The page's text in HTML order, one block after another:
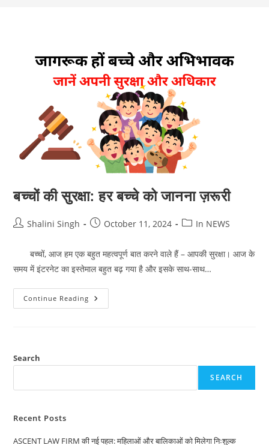
बच्चों की सुरक्षा: हर बच्चे को जानना ज़रूरी
PostShalini Singh
PostOctober 11, 2024
PostIn NEWS
बच्चों, आज हम एक बहुत महत्वपूर्ण बात करने वाले हैं – आपकी सुरक्षा। आज के
समय में इंटरनेट का इस्तेमाल बहुत बढ़ गया है और इसके साथ-साथ…
Continue Reading बच्चों
की
Search
SEARCH
Recent Posts
ASCENT LAW FIRM की नई पहल: महिलाओं और बालिकाओं को मिलेगा निःशुल्क